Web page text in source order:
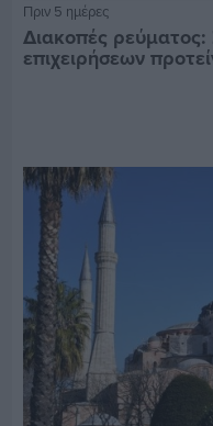
Πριν 5 ημέρες
Διακοπές
επιχειρήσεων